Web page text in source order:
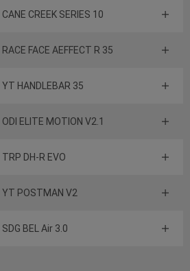
CANE CREEK SERIES 10
RACE FACE AEFFECT R 35
YT HANDLEBAR 35
ODI ELITE MOTION V2.1
TRP DH-R EVO
YT POSTMAN V2
SDG BEL Air 3.0